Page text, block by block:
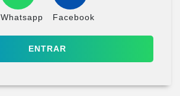
Whatsapp Facebook
ENTRAR